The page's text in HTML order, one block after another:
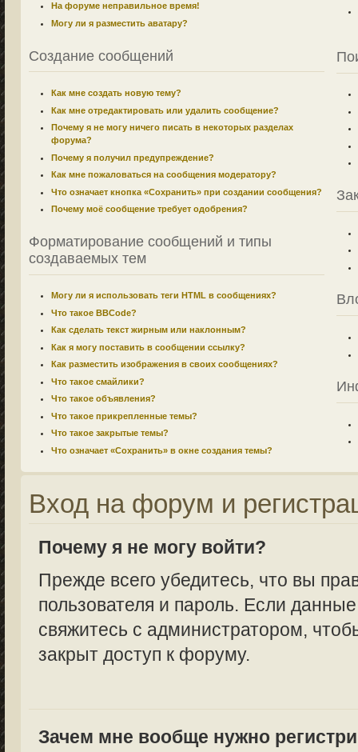
На форуме неправильное время!
Могу ли я разместить аватару?
Создание сообщений
Как мне создать новую тему?
Как мне отредактировать или удалить сообщение?
Почему я не могу ничего писать в некоторых разделах
форума?
Почему я получил предупреждение?
Как мне пожаловаться на сообщения модератору?
Что означает кнопка «Сохранить» при создании сообщения?
Почему моё сообщение требует одобрения?
Форматирование сообщений и типы
создаваемых тем
Могу ли я использовать теги HTML в сообщениях?
Что такое BBCode?
Как сделать текст жирным или наклонным?
Как я могу поставить в сообщении ссылку?
Как разместить изображения в своих сообщениях?
Что такое смайлики?
Что такое объявления?
Что такое прикрепленные темы?
Что такое закрытые темы?
Что означает «Сохранить» в окне создания темы?
Вход на форум и
Почему я не могу войти?
Прежде всего убедитесь, что вы
пользователя и пароль. Если
свяжитесь с администратором,
закрыт доступ к форуму.
Зачем мне вообще нужно